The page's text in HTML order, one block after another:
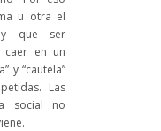
u otra el
que ser
caer en un
y “cautela”
Las
social no